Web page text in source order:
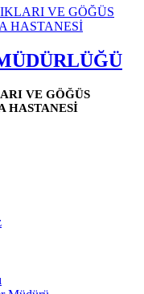
VE GÖĞÜS
HASTANESİ